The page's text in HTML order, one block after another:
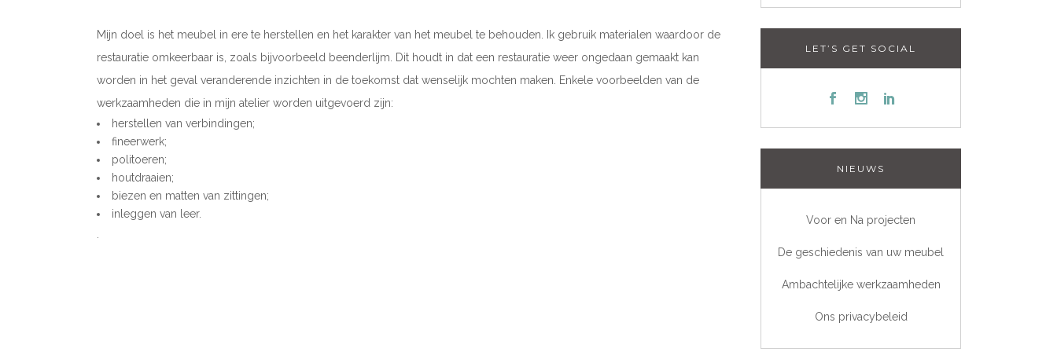
Mijn doel is het meubel in ere te herstellen en het karakter van het meubel te behouden. Ik gebruik materialen waardoor de
restauratie omkeerbaar is, zoals bijvoorbeeld beenderlijm. Dit houdt in dat een restauratie weer ongedaan gemaakt kan
worden in het geval veranderende inzichten in de toekomst dat wenselijk mochten maken. Enkele voorbeelden van de
werkzaamheden die in mijn atelier worden uitgevoerd zijn:
herstellen van verbindingen;
fineerwerk;
politoeren;
houtdraaien;
biezen en matten van zittingen;
inleggen van leer.
.
LET’S GET SOCIAL
NIEUWS
Voor en Na projecten
De geschiedenis van uw meubel
Ambachtelijke werkzaamheden
Ons privacybeleid